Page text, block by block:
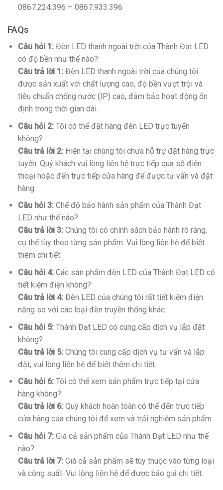
0867.224.396 – 0867.933.396
FAQs
Câu hỏi 1:Đèn LED thanh ngoài trời của Thành Đạt LED
có độ bền như thế nào?
Câu trả lời 1:Đèn LED thanh ngoài trời của chúng tôi
được sản xuất với chất lượng cao, độ bền vượt trội và
tiêu chuẩn chống nước (IP) cao, đảm bảo hoạt động ổn
định trong thời gian dài.
Câu hỏi 2:Tôi có thể đặt hàng đèn LED trực tuyến
không?
Câu trả lời 2:Hiện tại chúng tôi chưa hỗ trợ đặt hàng trực
tuyến. Quý khách vui lòng liên hệ trực tiếp qua số điện
thoại hoặc đến trực tiếp cửa hàng để được tư vấn và đặt
hàng.
Câu hỏi 3:Chế độ bảo hành sản phẩm của Thành Đạt
LED như thế nào?
Câu trả lời 3:Chúng tôi có chính sách bảo hành rõ ràng,
cụ thể tùy theo từng sản phẩm. Vui lòng liên hệ để biết
thêm chi tiết.
Câu hỏi 4:Các sản phẩm đèn LED của Thành Đạt LED có
tiết kiệm điện không?
Câu trả lời 4:Đèn LED của chúng tôi rất tiết kiệm điện
năng so với các loại đèn truyền thống khác.
Câu hỏi 5:Thành Đạt LED có cung cấp dịch vụ lắp đặt
không?
Câu trả lời 5:Chúng tôi cung cấp dịch vụ tư vấn và lắp
đặt, vui lòng liên hệ để biết thêm chi tiết.
Câu hỏi 6:Tôi có thể xem sản phẩm trực tiếp tại cửa
hàng không?
Câu trả lời 6:Quý khách hoàn toàn có thể đến trực tiếp
cửa hàng của chúng tôi để xem và trải nghiệm sản phẩm.
Câu hỏi 7:Giá cả sản phẩm của Thành Đạt LED như thế
nào?
Câu trả lời 7:Giá cả sản phẩm sẽ tùy thuộc vào từng loại
và công suất. Vui lòng liên hệ để được báo giá chi tiết.